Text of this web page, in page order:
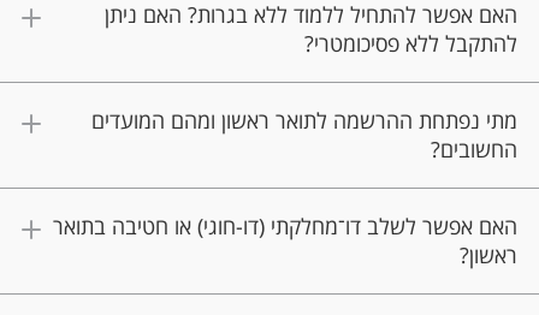
האם אפשר להתחיל ללמוד ללא בגרות? האם ניתן
להתקבל ללא פסיכומטרי?
מתי נפתחת ההרשמה לתואר ראשון ומהם המועדים
החשובים?
האם אפשר לשלב דו־מחלקתי (דו-חוגי) או חטיבה בתואר
ראשון?